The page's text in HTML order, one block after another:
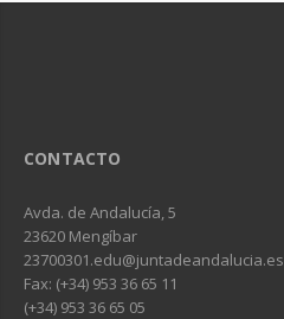
CONTACTO
Avda. de Andalucía, 5
23620 Mengíbar
23700301.edu@juntadeandalucia.es
Fax: (+34) 953 36 65 11
(+34) 953 36 65 05